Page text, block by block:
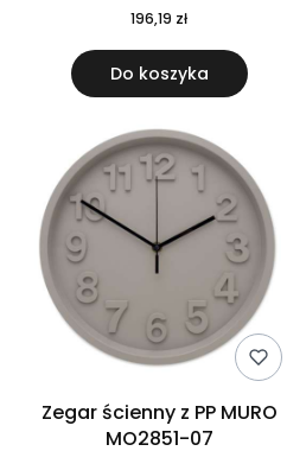
196,19 zł
Do koszyka
Zegar ścienny z PP MURO
MO2851-07